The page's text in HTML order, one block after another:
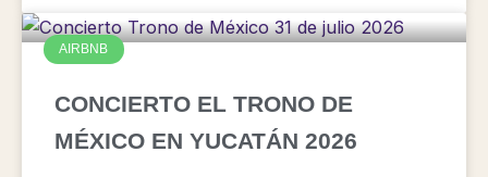
AIRBNB
CONCIERTO EL TRONO DE
MÉXICO EN YUCATÁN 2026